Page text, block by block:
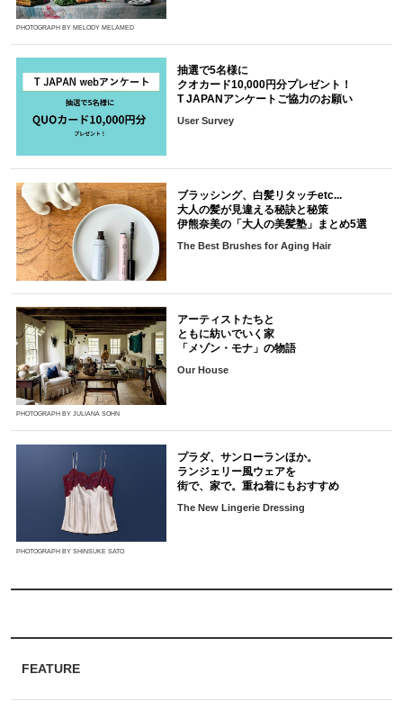
FEATURE
PHOTOGRAPH BY MELODY MELAMED
抽選で5名様に
クオカード10,000円分プレゼント！
T JAPANアンケートご協力のお願い
User Survey
ブラッシング、白髪リタッチetc...
大人の髪が見違える秘訣と秘策
伊熊奈美の「大人の美髪塾」まとめ5選
The Best Brushes for Aging Hair
PHOTOGRAPH BY JULIANA SOHN
アーティストたちと
ともに紡いでいく家
「メゾン・モナ」の物語
Our House
PHOTOGRAPH BY SHINSUKE SATO
プラダ、サンローランほか。
ランジェリー風ウェアを
街で、家で。重ね着にもおすすめ
The New Lingerie Dressing